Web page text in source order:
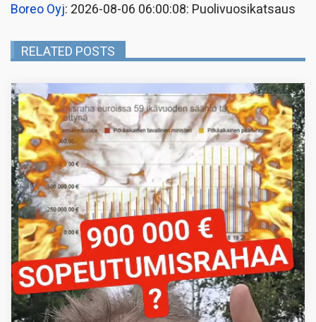
Boreo Oyj: 2026-08-06 06:00:08: Puolivuosikatsaus
RELATED POSTS